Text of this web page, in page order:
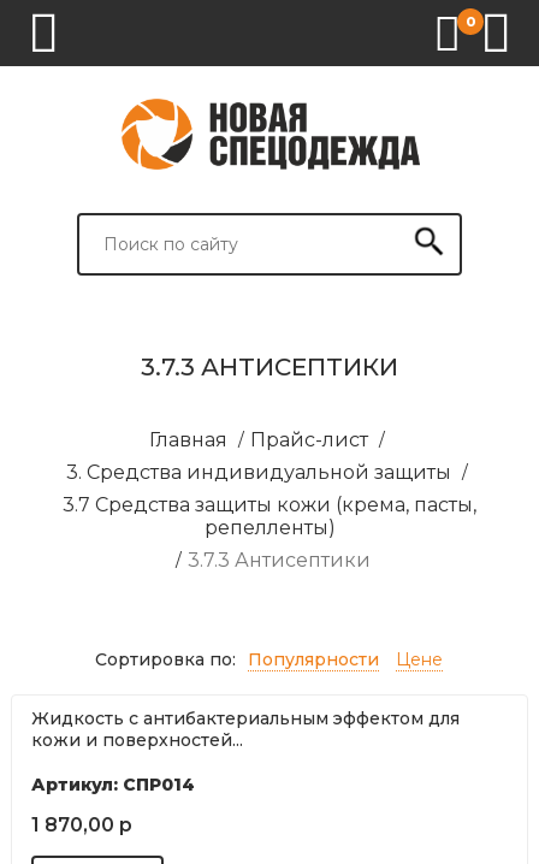
0
СПЕЦОДЕЖДА
СПЕЦОБУВЬ
СРЕДСТВА
ВСПОМОГАТЕЛЬНЫЕ
БРЕНДИРОВАНИЕ
3.7.3 АНТИСЕПТИКИ
Главная / Прайс-лист /
3. Средства индивидуальной защиты /
3.7 Средства защиты кожи (крема, пасты,
репелленты)
/ 3.7.3 Антисептики
Сортировка по: Популярности Цене
Жидкость с антибактериальным эффектом для
кожи и поверхностей...
Артикул: СПР014
1 870,00 р